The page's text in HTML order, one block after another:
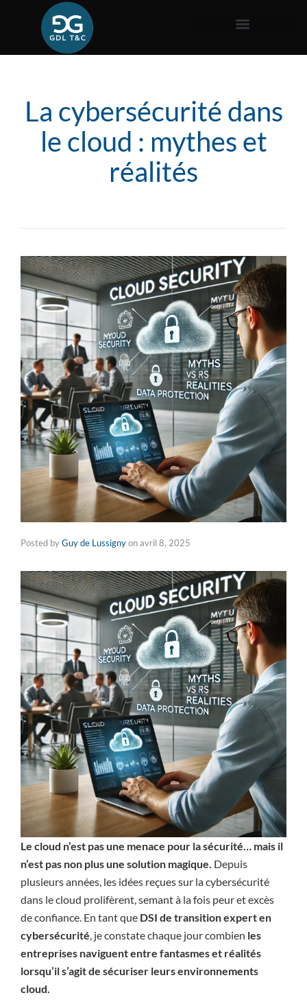
La cybersécurité dans
le cloud : mythes et
réalités
Posted byGuy de Lussignyonavril 8, 2025
Le cloud n’est pas une menace pour la sécurité… mais il
n’est pas non plus une solution magique. Depuis
plusieurs années, les idées reçues sur la cybersécurité
dans le cloud prolifèrent, semant à la fois peur et excès
de confiance. En tant que DSI de transition expert en
cybersécurité, je constate chaque jour combien les
entreprises naviguent entre fantasmes et réalités
lorsqu’il s’agit de sécuriser leurs environnements
cloud.